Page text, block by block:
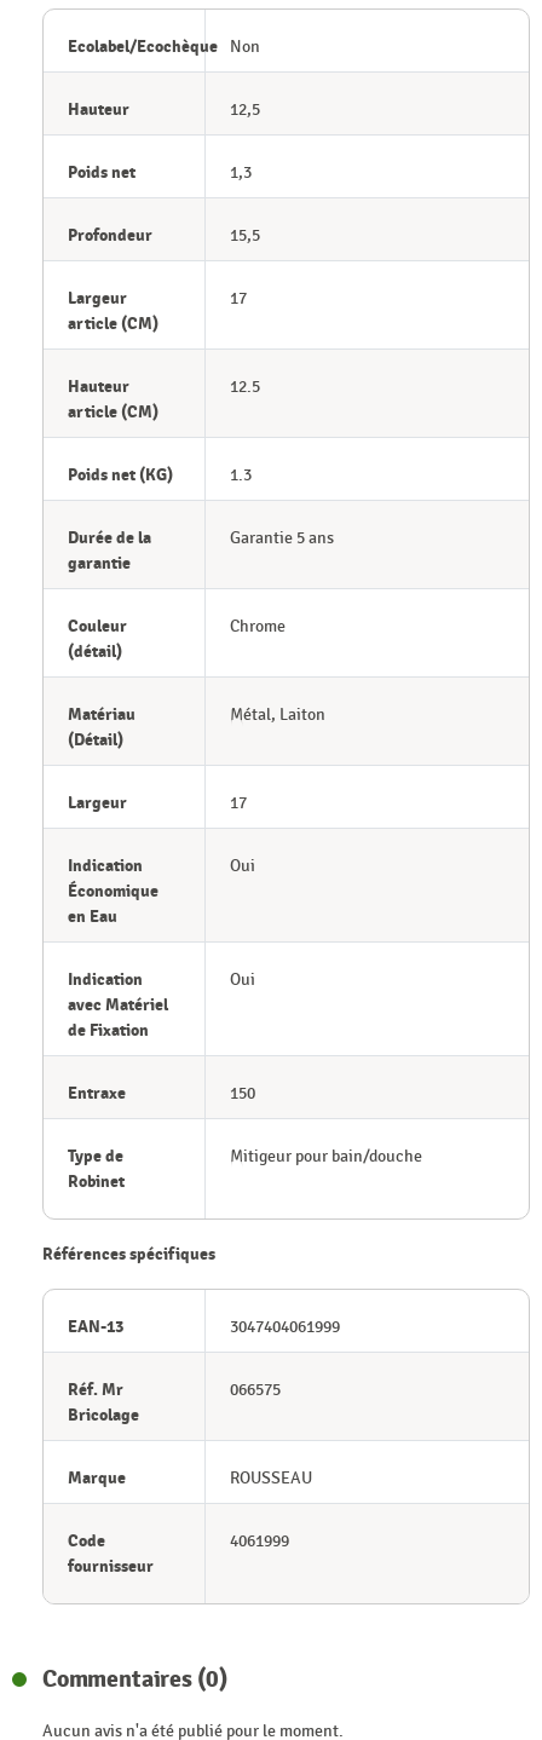
Ecolabel/Ecochèque Non
Hauteur 12,5
Poids net 1,3
Profondeur 15,5
Largeur
article (CM)
17
Hauteur
article (CM)
12.5
Poids net (KG) 1.3
Durée de la
garantie
Garantie 5 ans
Couleur
(détail)
Chrome
Matériau
(Détail)
Métal, Laiton
Largeur 17
Indication
Économique
en Eau
Oui
Indication
avec Matériel
de Fixation
Oui
Entraxe 150
Type de
Robinet
Mitigeur pour bain/douche
Références spécifiques
EAN-13 3047404061999
Réf. Mr
Bricolage
066575
Marque ROUSSEAU
Code
fournisseur
4061999
Commentaires (0)
Aucun avis n'a été publié pour le moment.